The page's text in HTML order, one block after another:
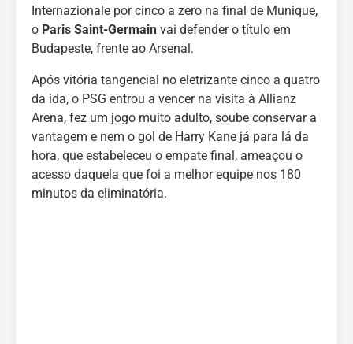
Internazionale por cinco a zero na final de Munique,
o Paris Saint-Germain vai defender o título em
Budapeste, frente ao Arsenal.
Após vitória tangencial no eletrizante cinco a quatro
da ida, o PSG entrou a vencer na visita à Allianz
Arena, fez um jogo muito adulto, soube conservar a
vantagem e nem o gol de Harry Kane já para lá da
hora, que estabeleceu o empate final, ameaçou o
acesso daquela que foi a melhor equipe nos 180
minutos da eliminatória.